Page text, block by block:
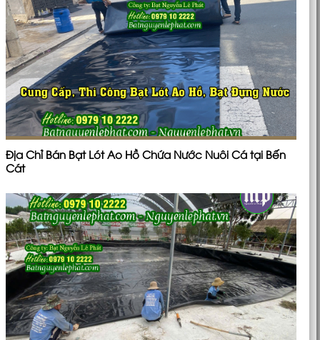
Địa Chỉ Bán Bạt Lót Ao Hồ Chứa Nước Nuôi Cá tại Bến
Cát